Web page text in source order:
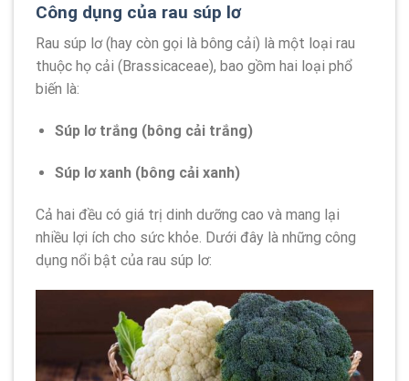
Công dụng của rau súp lơ
Rau súp lơ (hay còn gọi là bông cải) là một loại rau
thuộc họ cải (Brassicaceae), bao gồm hai loại phổ
biến là:
Súp lơ trắng (bông cải trắng)
Súp lơ xanh (bông cải xanh)
Cả hai đều có giá trị dinh dưỡng cao và mang lại
nhiều lợi ích cho sức khỏe. Dưới đây là những công
dụng nổi bật của rau súp lơ: